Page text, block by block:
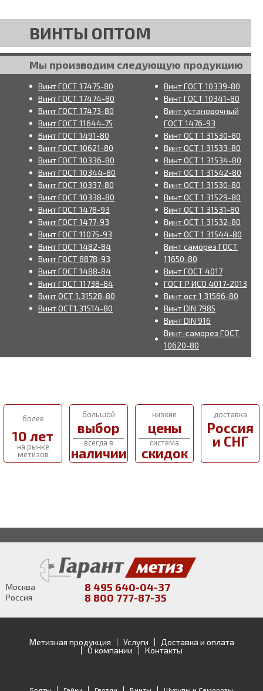
ВИНТЫ ОПТОМ
Мы производим следующую продукцию
Винт ГОСТ 17475-80
Винт ГОСТ 17474-80
Винт ГОСТ 17473-80
Винт ГОСТ 11644-75
Винт ГОСТ 1491-80
Винт ГОСТ 10621-80
Винт ГОСТ 10336-80
Винт ГОСТ 10344-80
Винт ГОСТ 10337-80
Винт ГОСТ 10338-80
Винт ГОСТ 1478-93
Винт ГОСТ 1477-93
Винт ГОСТ 11075-93
Винт ГОСТ 1482-84
Винт ГОСТ 8878-93
Винт ГОСТ 1488-84
Винт ГОСТ 11738-84
Винт ОСТ 1.31528-80
Винт ОСТ1.31514-80
Винт ГОСТ 10339-80
Винт ГОСТ 10341-80
Винт установочный
ГОСТ 1476-93
Винт ОСТ 1 31530-80
Винт ОСТ 1 31533-80
Винт ОСТ 1 31534-80
Винт ОСТ 1 31542-80
Винт ОСТ 1 31530-80
Винт ОСТ 1 31529-80
Винт ОСТ 1 31531-80
Винт ОСТ 1 31532-80
Винт ОСТ 1 31544-80
Винт саморез ГОСТ
11650-80
Винт ГОСТ 4017
ГОСТ Р ИСО 4017-2013
Винт ост 1 31566-80
Винт DIN 7985
Винт DIN 916
Винт-саморез ГОСТ
10620-80
более
10 лет
на рынке
метизов
большой
выбор
всегда в
наличии
низкие
цены
система
скидок
доставка
Россия
и СНГ
Москва 8 495 640-04-37
Россия 8 800 777-87-35
Метизная продукция Услуги
Доставка и оплата
О компании
Контакты